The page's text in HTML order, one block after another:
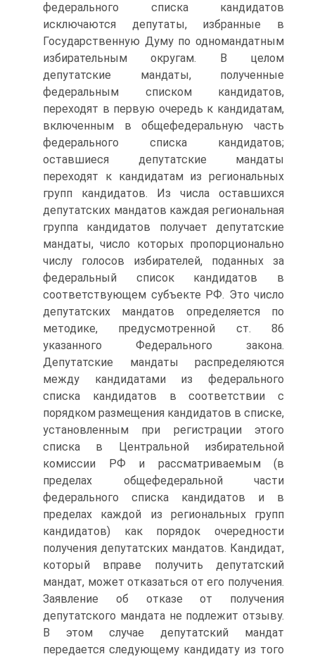
федерального списка кандидатов
исключаются депутаты, избранные в
Государственную Думу по одномандатным
избирательным округам. В целом
депутатские мандаты, полученные
федеральным списком кандидатов,
переходят в первую очередь к кандидатам,
включенным в общефедеральную часть
федерального списка кандидатов;
оставшиеся депутатские мандаты
переходят к кандидатам из региональных
групп кандидатов. Из числа оставшихся
депутатских мандатов каждая региональная
группа кандидатов получает депутатские
мандаты, число которых пропорционально
числу голосов избирателей, поданных за
федеральный список кандидатов в
соответствующем субъекте РФ. Это число
депутатских мандатов определяется по
методике, предусмотренной ст. 86
указанного Федерального закона.
Депутатские мандаты распределяются
между кандидатами из федерального
списка кандидатов в соответствии с
порядком размещения кандидатов в списке,
установленным при регистрации этого
списка в Центральной избирательной
комиссии РФ и рассматриваемым (в
пределах общефедеральной части
федерального списка кандидатов и в
пределах каждой из региональных групп
кандидатов) как порядок очередности
получения депутатских мандатов. Кандидат,
который вправе получить депутатский
мандат, может отказаться от его получения.
Заявление об отказе от получения
депутатского мандата не подлежит отзыву.
В этом случае депутатский мандат
передается следующему кандидату из того